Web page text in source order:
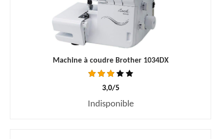
Machine à coudre Brother 1034DX
3,0/5
Indisponible